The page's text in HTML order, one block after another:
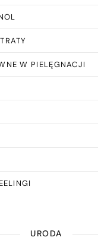
W PIELĘGNACJI
URODA